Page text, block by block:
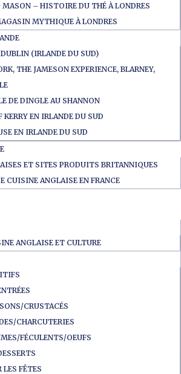
– HISTOIRE DU THÉ À LONDRES
MYTHIQUE À LONDRES
DUBLIN (IRLANDE DU SUD)
THE JAMESON EXPERIENCE, BLARNEY,
DE DINGLE AU SHANNON
KERRY EN IRLANDE DU SUD
EN IRLANDE DU SUD
ET SITES PRODUITS BRITANNIQUES
CUISINE ANGLAISE EN FRANCE
ANGLAISE ET CULTURE
CRUSTACÉS
CHARCUTERIES
FÉCULENTS/OEUFS
LES FÊTES